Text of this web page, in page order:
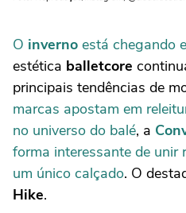
O inverno está chegando
estética balletcore
principais tendências de
marcas apostam em
no universo do balé, a
forma interessante de unir
um único calçado. O
Hike.